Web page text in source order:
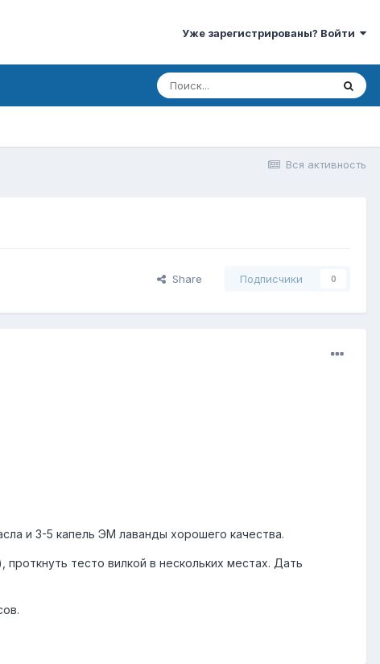
Уже зарегистрированы? Войти
Вся активность
Share Подписчики 0
и 3-5 капель ЭМ лаванды хорошего качества.
тесто вилкой в нескольких местах. Дать